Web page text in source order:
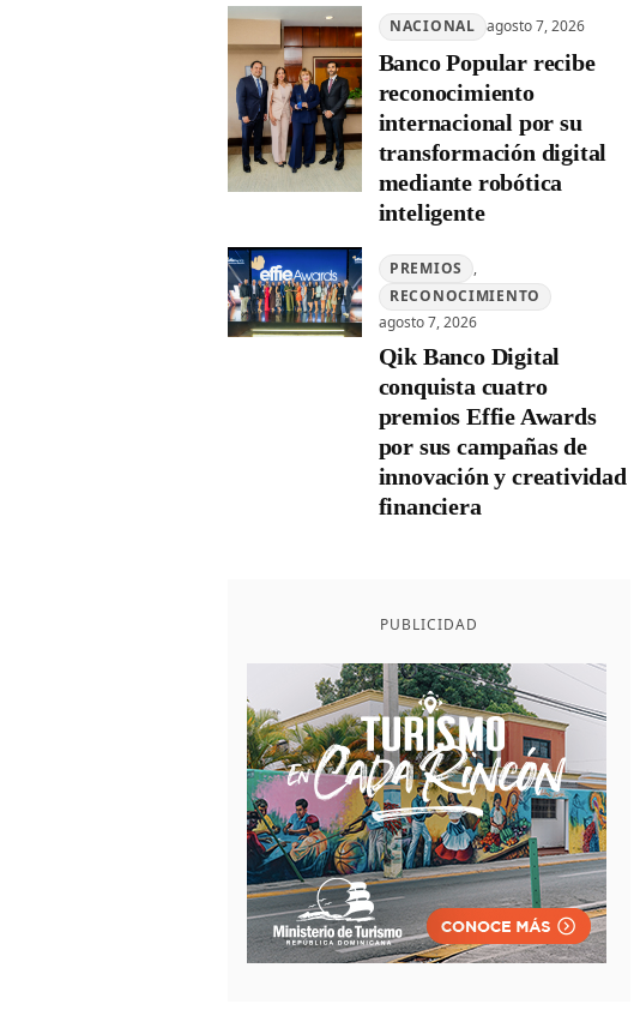
NACIONAL agosto 7, 2026
Banco Popular recibe
reconocimiento
internacional por su
transformación digital
mediante robótica
inteligente
PREMIOS
,
RECONOCIMIENTO
agosto 7, 2026
Qik Banco Digital
conquista cuatro
premios Effie Awards
por sus campañas de
innovación y creatividad
financiera
PUBLICIDAD